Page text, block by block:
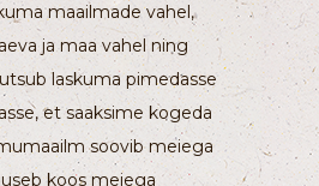
maailmade vahel,
ja maa vahel ning
laskuma pimedasse
et saaksime kogeda
soovib meiega
koos meiega